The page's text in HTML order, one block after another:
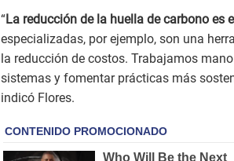
“La reducción de la huella de carbono es
especializadas, por ejemplo, son una
la reducción de costos. Trabajamos
sistemas y fomentar prácticas más
indicó Flores.